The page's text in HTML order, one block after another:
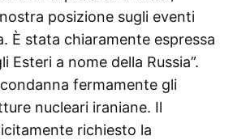
posizione sugli eventi
È stata chiaramente espressa
Esteri a nome della Russia”.
fermamente gli
nucleari iraniane. Il
richiesto la